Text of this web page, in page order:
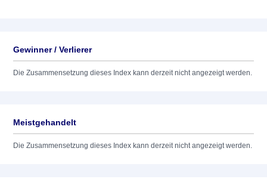
Gewinner / Verlierer
Die Zusammensetzung dieses Index kann derzeit nicht angezeigt werden.
Meistgehandelt
Die Zusammensetzung dieses Index kann derzeit nicht angezeigt werden.